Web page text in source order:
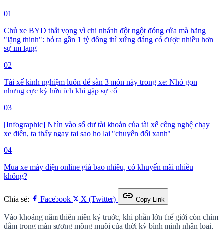
01
Chủ xe BYD thất vọng vì chi nhánh đột ngột đóng cửa mà hãng
"lặng thinh": bỏ ra gần 1 tỷ đồng thì xứng đáng có được nhiều hơn
sự im lặng
02
Tài xế kinh nghiệm luôn để sẵn 3 món này trong xe: Nhỏ gọn
nhưng cực kỳ hữu ích khi gặp sự cố
03
[Infographic] Nhìn vào số dư tài khoản của tài xế công nghệ chạy
xe điện, ta thấy ngay tại sao họ lại "chuyển đổi xanh"
04
Mua xe máy điện online giá bao nhiêu, có khuyến mãi nhiều
không?
Chia sẻ: Facebook X (Twitter) link Copy Link
Vào khoảng năm thiên niên kỷ trước, khi phần lớn thế giới còn chìm
đắm trong màn sương mông muội của thời kỳ bình minh nhân loại,